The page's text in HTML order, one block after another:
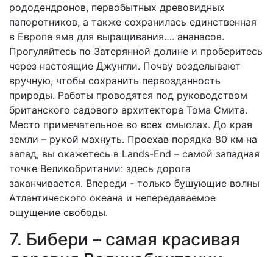
рододендронов, первобытных древовидных
папоротников, а также сохранилась единственная
в Европе яма для выращивания…. ананасов.
Прогуляйтесь по Затерянной долине и проберитесь
через настоящие Джунгли. Почву возделывают
вручную, чтобы сохранить первозданность
природы. Работы проводятся под руководством
британского садового архитектора Тома Смита.
Место примечательное во всех смыслах. До края
земли – рукой махнуть. Проехав порядка 80 км на
запад, вы окажетесь в Lands-End – самой западная
точке Великобритании: здесь дорога
заканчивается. Впереди - только бушующие волны
Атлантического океана и непередаваемое
ощущение свободы.
7. Бибери – самая красивая